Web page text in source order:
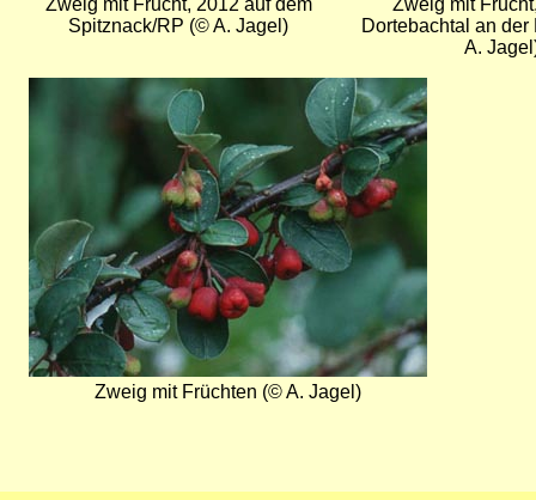
Zweig mit Frucht, 2012 auf dem
Spitznack/RP (© A. Jagel)
Zweig mit
Dortebachtal an
A.
Zweig mit Früchten (© A. Jagel)